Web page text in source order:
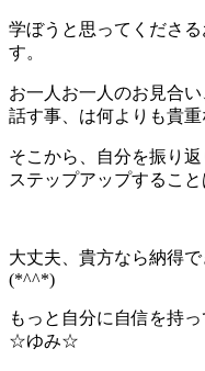
学ぼうと思ってくださ
す。
お一人お一人のお見合
話す事、は何よりも貴重
そこから、自分を振り返
ステップアップするこ
大丈夫、貴方なら納得
(*^^*)
もっと自分に自信を持っ
☆ゆみ☆